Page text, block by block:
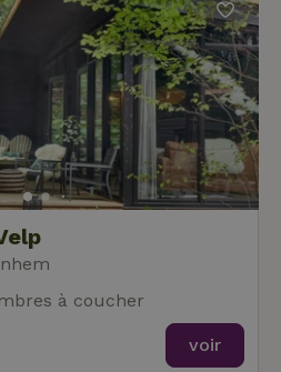
à coucher
voir